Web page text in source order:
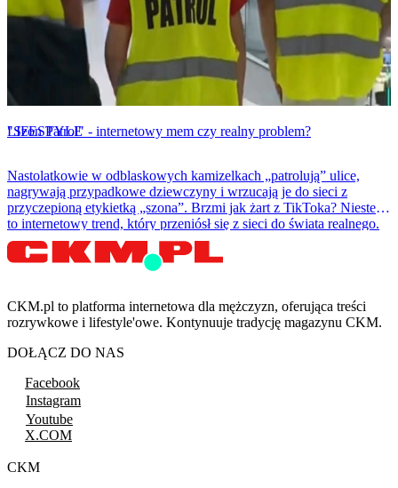
LIFESTYLE
"Szon Patrol" - internetowy mem czy realny problem?
Nastolatkowie w odblaskowych kamizelkach „patrolują” ulice,
nagrywają przypadkowe dziewczyny i wrzucają je do sieci z
przyczepioną etykietką „szona”. Brzmi jak żart z TikToka? Niestety
to internetowy trend, który przeniósł się z sieci do świata realnego.
CKM.pl to platforma internetowa dla mężczyzn, oferująca treści
rozrywkowe i lifestyle'owe. Kontynuuje tradycję magazynu CKM.
DOŁĄCZ DO NAS
Facebook
Instagram
Youtube
X.COM
CKM